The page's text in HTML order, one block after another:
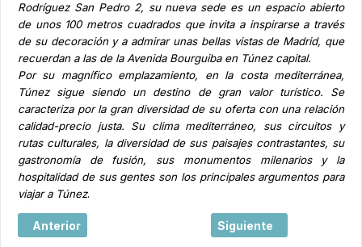
Rodríguez San Pedro 2, su nueva sede es un espacio abierto
de unos 100 metros cuadrados que invita a inspirarse a través
de su decoración y a admirar unas bellas vistas de Madrid, que
recuerdan a las de la Avenida Bourguiba en Túnez capital.
Por su magnífico emplazamiento, en la costa mediterránea,
Túnez sigue siendo un destino de gran valor turístico. Se
caracteriza por la gran diversidad de su oferta con una relación
calidad-precio justa. Su clima mediterráneo, sus circuitos y
rutas culturales, la diversidad de sus paisajes contrastantes, su
gastronomía de fusión, sus monumentos milenarios y la
hospitalidad de sus gentes son los principales argumentos para
viajar a Túnez.
Artículo anterior: Cinco destinos de aventura a descubrir
Anterior Artículo siguiente: El
Siguiente